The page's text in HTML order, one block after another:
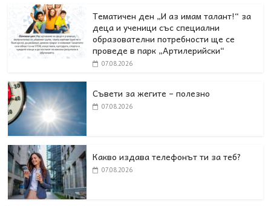
Тематичен ден „И аз имам талант!“ за
деца и ученици със специални
образователни потребности ще се
проведе в парк „Артилерийски“
07.08.2026
Съвети за жегите – полезно
07.08.2026
Какво издава телефонът ти за теб?
07.08.2026